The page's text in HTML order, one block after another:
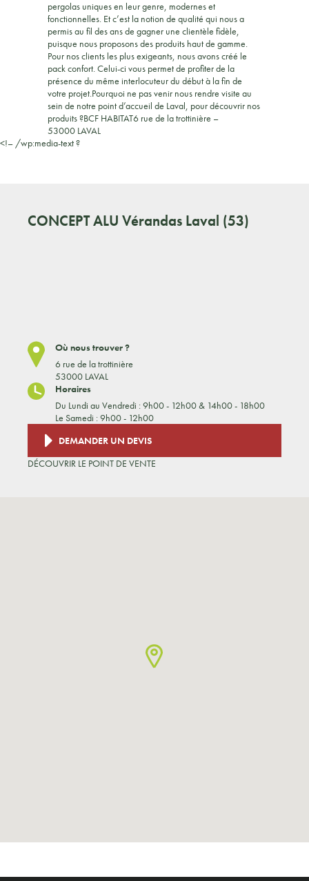
pergolas uniques en leur genre, modernes et
fonctionnelles. Et c’est la notion de qualité qui nous a
permis au fil des ans de gagner une clientèle fidèle,
puisque nous proposons des produits haut de gamme.
Pour nos clients les plus exigeants, nous avons créé le
pack confort. Celui-ci vous permet de profiter de la
présence du même interlocuteur du début à la fin de
votre projet.Pourquoi ne pas venir nous rendre visite au
sein de notre point d’accueil de Laval, pour découvrir nos
produits ?BCF HABITAT6 rue de la trottinière –
53000 LAVAL
<!– /wp:media-text ?
CONCEPT ALU Vérandas Laval (53)
Où nous trouver ?
6 rue de la trottinière
53000 LAVAL
Horaires
Du Lundi au Vendredi : 9h00 - 12h00 & 14h00 - 18h00
Le Samedi : 9h00 - 12h00
DEMANDER UN DEVIS
DÉCOUVRIR LE POINT DE VENTE